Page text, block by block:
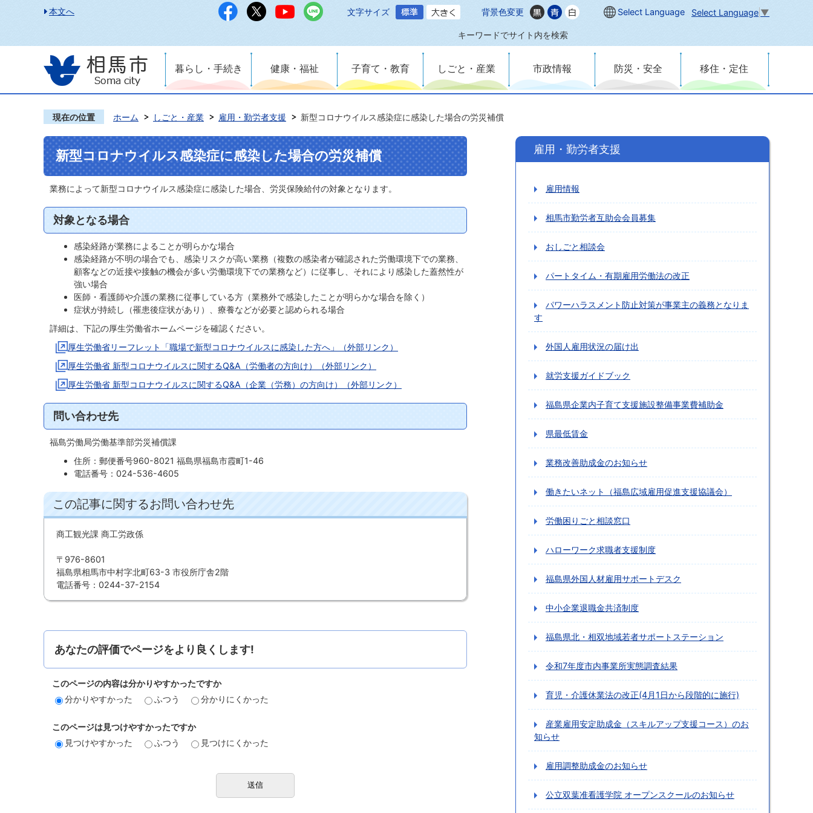
本文へ 文字サイズ 背景色変更 Select Language Select Language ▼
キーワードでサイト内を検索
暮らし・手続き 健康・福祉 子育て・教育 しごと・産業 市政情報 防災・安全 移住・定住
現在の位置 ホーム しごと・産業 雇用・勤労者支援 新型コロナウイルス感染症に感染した場合の労災補償
新型コロナウイルス感染症に感染した場合の労災補償
業務によって新型コロナウイルス感染症に感染した場合、労災保険給付の対象となります。
対象となる場合
感染経路が業務によることが明らかな場合
感染経路が不明の場合でも、感染リスクが高い業務（複数の感染者が確認された労働環境下での業務、
顧客などの近接や接触の機会が多い労働環境下での業務など）に従事し、それにより感染した蓋然性が
強い場合
医師・看護師や介護の業務に従事している方（業務外で感染したことが明らかな場合を除く）
症状が持続し（罹患後症状があり）、療養などが必要と認められる場合
詳細は、下記の厚生労働省ホームページを確認ください。
厚生労働省リーフレット「職場で新型コロナウイルスに感染した方へ」（外部リンク）
厚生労働省 新型コロナウイルスに関するQ&A（労働者の方向け）（外部リンク）
厚生労働省 新型コロナウイルスに関するQ&A（企業（労務）の方向け）（外部リンク）
問い合わせ先
福島労働局労働基準部労災補償課
住所：郵便番号960-8021 福島県福島市霞町1-46
電話番号：024-536-4605
この記事に関するお問い合わせ先
商工観光課 商工労政係
〒976-8601
福島県相馬市中村字北町63-3 市役所庁舎2階
電話番号：0244-37-2154
あなたの評価でページをより良くします!
このページの内容は分かりやすかったですか
分かりやすかった
ふつう 分かりにくかった
このページは見つけやすかったですか
見つけやすかった
ふつう 見つけにくかった
雇用・勤労者支援
雇用情報
相馬市勤労者互助会会員募集
おしごと相談会
パートタイム・有期雇用労働法の改正
パワーハラスメント防止対策が事業主の義務となりま
す
外国人雇用状況の届け出
就労支援ガイドブック
福島県企業内子育て支援施設整備事業費補助金
県最低賃金
業務改善助成金のお知らせ
働きたいネット（福島広域雇用促進支援協議会）
労働困りごと相談窓口
ハローワーク求職者支援制度
福島県外国人材雇用サポートデスク
中小企業退職金共済制度
福島県北・相双地域若者サポートステーション
令和7年度市内事業所実態調査結果
育児・介護休業法の改正(4月1日から段階的に施行)
産業雇用安定助成金（スキルアップ支援コース）のお
知らせ
雇用調整助成金のお知らせ
公立双葉准看護学院 オープンスクールのお知らせ